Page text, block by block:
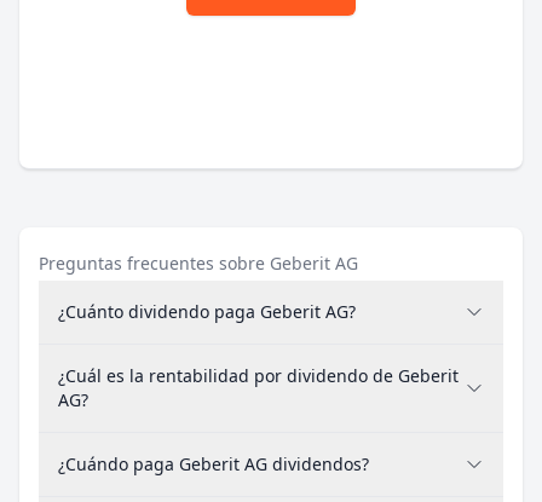
Preguntas frecuentes sobre Geberit AG
¿Cuánto dividendo paga Geberit AG?
¿Cuál es la rentabilidad por dividendo de Geberit
AG?
¿Cuándo paga Geberit AG dividendos?